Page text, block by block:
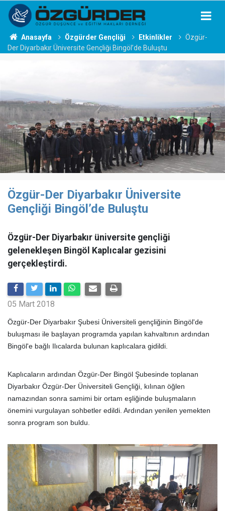
Anasayfa Özgürder Gençliği Etkinlikler
Özgür-
Der Diyarbakır Üniversite Gençliği Bingöl’de Buluştu
Özgür-Der Diyarbakır Üniversite
Gençliği Bingöl’de Buluştu
Özgür-Der Diyarbakır üniversite gençliği
gelenekleşen Bingöl Kaplıcalar gezisini
gerçekleştirdi.
05 Mart 2018
Özgür-Der Diyarbakır Şubesi Üniversiteli gençliğinin Bingöl'de
buluşması ile başlayan programda yapılan kahvaltının ardından
Bingöl'e bağlı Ilıcalarda bulunan kaplıcalara gidildi.
Kaplıcaların ardından Özgür-Der Bingöl Şubesinde toplanan
Diyarbakır Özgür-Der Üniversiteli Gençliği, kılınan öğlen
namazından sonra samimi bir ortam eşliğinde buluşmaların
önemini vurgulayan sohbetler edildi. Ardından yenilen yemekten
sonra program son buldu.